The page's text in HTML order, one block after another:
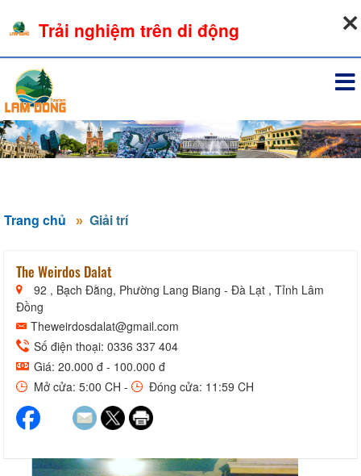
Trang chủ Giải trí
The Weirdos Dalat
92 , Bạch Đằng, Phường Lang Biang - Đà Lạt , Tỉnh Lâm
Đồng
Theweirdosdalat@gmail.com
Số điện thoại: 0336 337 404
Giá: 20.000 đ - 100.000 đ
Mở cửa: 5:00 CH -
Đóng cửa: 11:59 CH
Trải nghiệm trên di động